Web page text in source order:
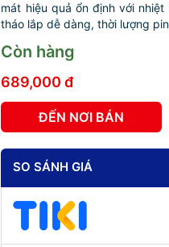
mát hiệu quả ổn định với
tháo lắp dễ dàng, thời lượng
Còn hàng
689,000 đ
ĐẾN NƠI BÁN
SO SÁNH GIÁ